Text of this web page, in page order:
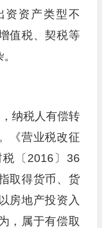
资资产类型不
值税、契税等
纳税人有偿转
《营业税改征
〔2016〕36
取得货币、货
房地产投资入
，属于有偿取